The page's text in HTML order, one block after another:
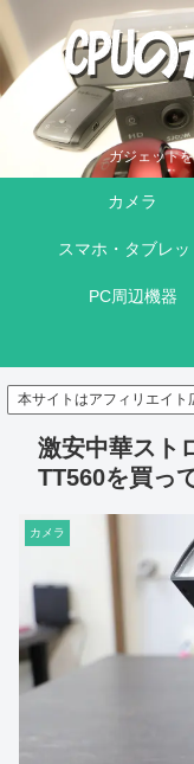
ガジェット
カメラ
スマホ・タブレッ
PC周辺機器
本サイトはアフィリエイト
激安中華スト
TT560を買っ
カメラ